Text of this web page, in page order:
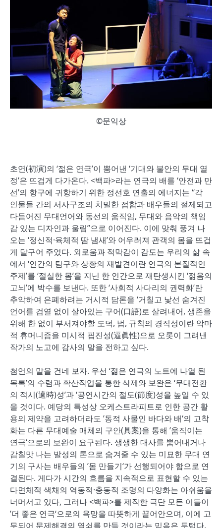
©문익상
초연(初演)의 ‘젊은 연극’이 뿜어낸 ‘기대와 불안의 무대 열
정’은 뜨겁게 다가온다. <백파>라는 연극의 배를 ‘안전과 만
선’의 항구에 귀항하기 위한 정선호 연출의 에너지는 “각
인물들 간의 서사구조의 치밀한 접합과 배우들의 절제되고
다듬어진 무대언어와 동선의 움직임, 무대와 음악의 책임
감 있는 디자인과 울림”으로 이어진다. 이에 맞춰 풍겨 나
오는 ‘정신적·육체적 땀 냄새’와 어우러져 관객의 몸을 뜨겁
게 달구어 주었다. 외로움과 적막감이 감도는 우리의 삶 속
에서 ‘인간의 탐구와 상황의 재발견이란 연극의 본질적인
주제’를 ‘절실한 몸’을 지닌 한 인간으로 재탄생시킨 ‘젊음의
고뇌’에 박수를 보낸다. 또한 ‘사회적 사다리의 권력화’란
추악하여 은폐하려는 거시적 담론을 ‘거칠고 낯선 숨겨진
언어를 검열 없이 살아있는 구어(口語)로 살려내어, 생존을
위해 한 없이 부서져야할 도덕, 법, 규칙의 경직성이란 악마
적 휴머니즘을 미시적 핍진성(逼眞性)으로 오롯이 그려낸
작가의 노고에 감사의 말을 전하고 싶다.
첨언의 말을 건네 보자. 우선 ‘젊은 연극의 노트에 나열 된
목록’의 수렴과 확산작업을 통한 삭제와 보완은 ‘무대전환
의 적시(適時)성’과 ‘공연시간의 절도(節度)성을 높일 수 있
을 것이다. 예당의 특성상 오케스트라피트로 인한 공간 활
용의 제약을 고려하더라도 ’동적 사물인 바다와 배‘의 고착
화는 다른 무대예술 매체의 구안(具案)을 통해 ’움직이는
연극‘으로의 보완이 요구된다. 생생한 대사를 뿜어내거나
감칠맛 나는 발성의 톤으로 숨겨줄 수 있는 미묘한 무대 연
기의 구사는 배우들의 ’몸 만들기‘가 선행되어야 함으로 연
결된다. 게다가 시간의 흐름을 지속적으로 표현할 수 있는
다면체적 색채의 역동적·충동적 조명의 다양화는 아쉬움을
너머서고 있다, 그러나 <백파>를 제작한 극단 모든 이들이
’더 좋은 연극‘으로의 욕망을 따뜻하게 끌어안으며, 이에 고
무되어 문제해결의 열쇠를 만들 것이라는 믿음은 두텁다.